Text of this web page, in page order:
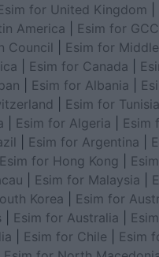
for United Kingdom
America
Esim for
Council
Esim for
Esim for Canada
Esim for Albania
Esim for Tunisia
Esim for Algeria Esim
Esim for Argentina
Esim for Hong Kong
Esim for Malaysia
Korea Esim for
Esim for Australia
Esim for Chile Esim